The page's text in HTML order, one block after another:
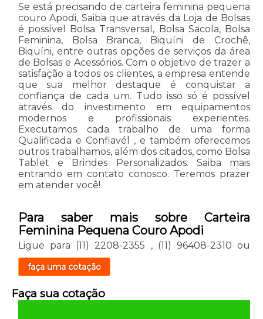
Se está precisando de carteira feminina pequena
couro Apodi, Saiba que através da Loja de Bolsas
é possível Bolsa Transversal, Bolsa Sacola, Bolsa
Feminina, Bolsa Branca, Biquíni de Crochê,
Biquíni, entre outras opções de serviços da área
de Bolsas e Acessórios. Com o objetivo de trazer a
satisfação a todos os clientes, a empresa entende
que sua melhor destaque é conquistar a
confiança de cada um. Tudo isso só é possível
através do investimento em equipamentos
modernos e profissionais experientes.
Executamos cada trabalho de uma forma
Qualificada e Confiavél , e também oferecemos
outros trabalhamos, além dos citados, como Bolsa
Tablet e Brindes Personalizados. Saiba mais
entrando em contato conosco. Teremos prazer
em atender você!
Para saber mais sobre Carteira
Feminina Pequena Couro Apodi
Ligue para (11) 2208-2355 , (11) 96408-2310 ou
faça uma cotação
Faça sua cotação